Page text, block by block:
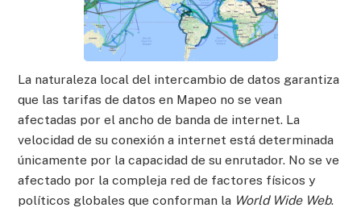
La naturaleza local del intercambio de datos garantiza
que las tarifas de datos en Mapeo no se vean
afectadas por el ancho de banda de internet. La
velocidad de su conexión a internet está determinada
únicamente por la capacidad de su enrutador. No se ve
afectado por la compleja red de factores físicos y
políticos globales que conforman la World Wide Web.